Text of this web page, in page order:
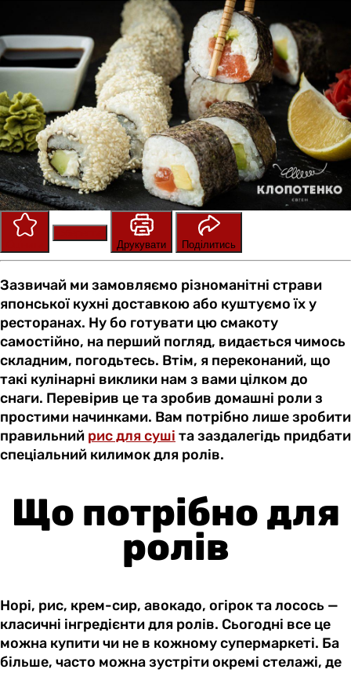
Друкувати
Поділитись
Зазвичай ми замовляємо різноманітні страви
японської кухні доставкою або куштуємо їх у
ресторанах. Ну бо готувати цю смакоту
самостійно, на перший погляд, видається чимось
складним, погодьтесь. Втім, я переконаний, що
такі кулінарні виклики нам з вами цілком до
снаги. Перевірив це та зробив домашні роли з
простими начинками. Вам потрібно лише зробити
правильний рис для суші та заздалегідь придбати
спеціальний килимок для ролів.
Що потрібно для
ролів
Норі, рис, крем-сир, авокадо, огірок та лосось —
класичні інгредієнти для ролів. Сьогодні все це
можна купити чи не в кожному супермаркеті. Ба
більше, часто можна зустріти окремі стелажі, де